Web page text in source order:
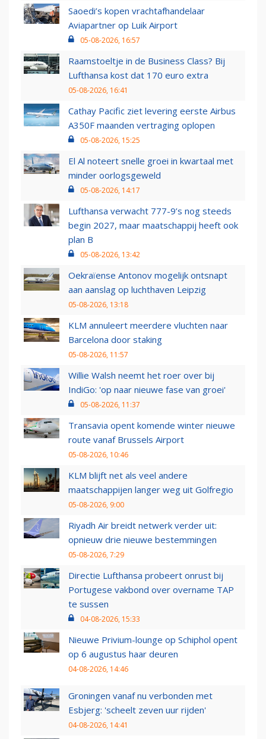
Saoedi’s kopen vrachtafhandelaar
Aviapartner op Luik Airport
05-08-2026, 16:57
Raamstoeltje in de Business Class? Bij
Lufthansa kost dat 170 euro extra
05-08-2026, 16:41
Cathay Pacific ziet levering eerste Airbus
A350F maanden vertraging oplopen
05-08-2026, 15:25
El Al noteert snelle groei in kwartaal met
minder oorlogsgeweld
05-08-2026, 14:17
Lufthansa verwacht 777-9’s nog steeds
begin 2027, maar maatschappij heeft ook
plan B
05-08-2026, 13:42
Oekraïense Antonov mogelijk ontsnapt
aan aanslag op luchthaven Leipzig
05-08-2026, 13:18
KLM annuleert meerdere vluchten naar
Barcelona door staking
05-08-2026, 11:57
Willie Walsh neemt het roer over bij
IndiGo: 'op naar nieuwe fase van groei'
05-08-2026, 11:37
Transavia opent komende winter nieuwe
route vanaf Brussels Airport
05-08-2026, 10:46
KLM blijft net als veel andere
maatschappijen langer weg uit Golfregio
05-08-2026, 9:00
Riyadh Air breidt netwerk verder uit:
opnieuw drie nieuwe bestemmingen
05-08-2026, 7:29
Directie Lufthansa probeert onrust bij
Portugese vakbond over overname TAP
te sussen
04-08-2026, 15:33
Nieuwe Privium-lounge op Schiphol opent
op 6 augustus haar deuren
04-08-2026, 14:46
Groningen vanaf nu verbonden met
Esbjerg: 'scheelt zeven uur rijden'
04-08-2026, 14:41